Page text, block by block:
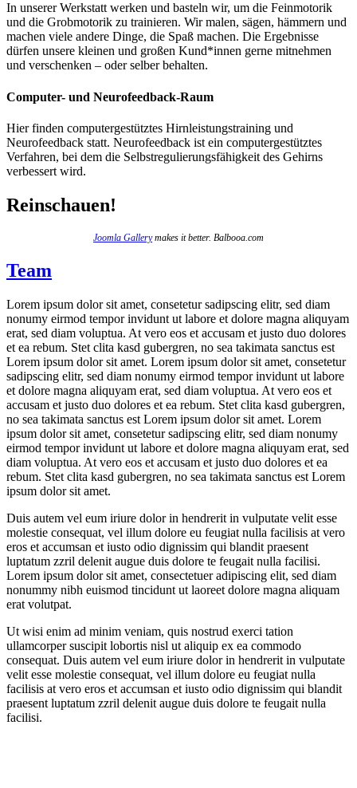
In unserer Werkstatt werken und basteln wir, um die Feinmotorik
und die Grobmotorik zu trainieren. Wir malen, sägen, hämmern und
machen viele andere Dinge, die Spaß machen. Die Ergebnisse
dürfen unsere kleinen und großen Kund*innen gerne mitnehmen
und verschenken – oder selber behalten.
Computer- und Neurofeedback-Raum
Hier finden computergestütztes Hirnleistungstraining und
Neurofeedback statt. Neurofeedback ist ein computergestütztes
Verfahren, bei dem die Selbstregulierungsfähigkeit des Gehirns
verbessert wird.
Reinschauen!
Joomla Gallerymakes it better. Balbooa.com
Team
Lorem ipsum dolor sit amet, consetetur sadipscing elitr, sed diam
nonumy eirmod tempor invidunt ut labore et dolore magna aliquyam
erat, sed diam voluptua. At vero eos et accusam et justo duo dolores
et ea rebum. Stet clita kasd gubergren, no sea takimata sanctus est
Lorem ipsum dolor sit amet. Lorem ipsum dolor sit amet, consetetur
sadipscing elitr, sed diam nonumy eirmod tempor invidunt ut labore
et dolore magna aliquyam erat, sed diam voluptua. At vero eos et
accusam et justo duo dolores et ea rebum. Stet clita kasd gubergren,
no sea takimata sanctus est Lorem ipsum dolor sit amet. Lorem
ipsum dolor sit amet, consetetur sadipscing elitr, sed diam nonumy
eirmod tempor invidunt ut labore et dolore magna aliquyam erat, sed
diam voluptua. At vero eos et accusam et justo duo dolores et ea
rebum. Stet clita kasd gubergren, no sea takimata sanctus est Lorem
ipsum dolor sit amet.
Duis autem vel eum iriure dolor in hendrerit in vulputate velit esse
molestie consequat, vel illum dolore eu feugiat nulla facilisis at vero
eros et accumsan et iusto odio dignissim qui blandit praesent
luptatum zzril delenit augue duis dolore te feugait nulla facilisi.
Lorem ipsum dolor sit amet, consectetuer adipiscing elit, sed diam
nonummy nibh euismod tincidunt ut laoreet dolore magna aliquam
erat volutpat.
Ut wisi enim ad minim veniam, quis nostrud exerci tation
ullamcorper suscipit lobortis nisl ut aliquip ex ea commodo
consequat. Duis autem vel eum iriure dolor in hendrerit in vulputate
velit esse molestie consequat, vel illum dolore eu feugiat nulla
facilisis at vero eros et accumsan et iusto odio dignissim qui blandit
praesent luptatum zzril delenit augue duis dolore te feugait nulla
facilisi.